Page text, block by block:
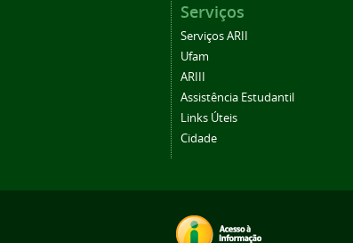
Serviços
Serviços ARII
Ufam
ARIII
Assistência Estudantil
Links Úteis
Cidade